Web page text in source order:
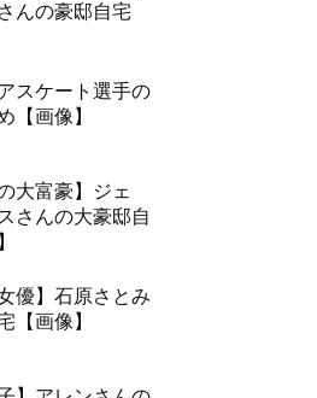
んの豪邸自宅
スケート選手の
【画像】
大富豪】ジェ
さんの大豪邸自
優】石原さとみ
【画像】